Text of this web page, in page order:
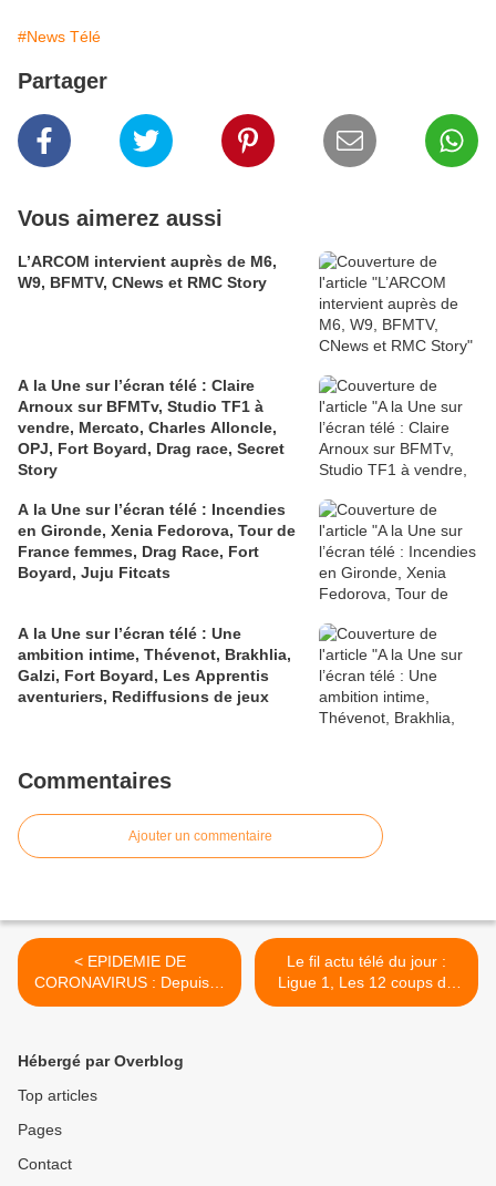
#News Télé
Partager
Vous aimerez aussi
L’ARCOM intervient auprès de M6,
W9, BFMTV, CNews et RMC Story
A la Une sur l’écran télé : Claire
Arnoux sur BFMTv, Studio TF1 à
vendre, Mercato, Charles Alloncle,
OPJ, Fort Boyard, Drag race, Secret
Story
A la Une sur l’écran télé : Incendies
en Gironde, Xenia Fedorova, Tour de
France femmes, Drag Race, Fort
Boyard, Juju Fitcats
A la Une sur l’écran télé : Une
ambition intime, Thévenot, Brakhlia,
Galzi, Fort Boyard, Les Apprentis
aventuriers, Rediffusions de jeux
Commentaires
Ajouter un commentaire
< EPIDEMIE DE
CORONAVIRUS : Depuis le
début du confinement,
(+36%)
Le fil actu télé du jour :
Ligue 1, Les 12 coups de
midi, Tout le monde veut
Hébergé par Overblog
Top articles
Pages
Contact